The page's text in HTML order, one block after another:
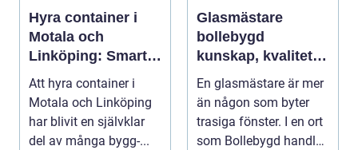
Hyra container i
Motala och
Linköping: Smart
avfallshantering
för projekt i alla
storlekar
Att hyra container i
Motala och Linköping
har blivit en självklar
del av många bygg-...
Glasmästare
bollebygd
kunskap, kvalitet
och smarta
glaslösningar
En glasmästare är mer
än någon som byter
trasiga fönster. I en ort
som Bollebygd handlar